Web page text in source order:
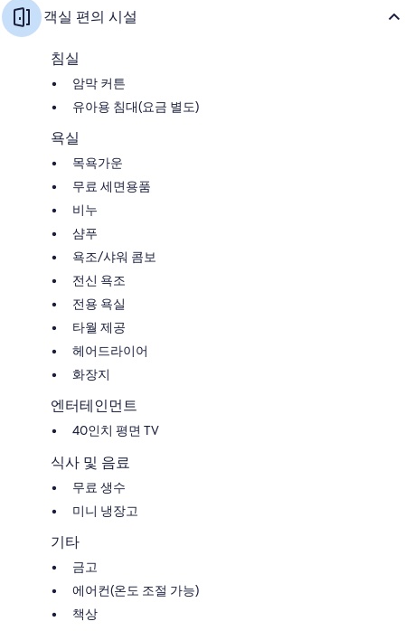
객실 편의 시설
침실
암막 커튼
유아용 침대(요금 별도)
욕실
목욕가운
무료 세면용품
비누
샴푸
욕조/샤워 콤보
전신 욕조
전용 욕실
타월 제공
헤어드라이어
화장지
엔터테인먼트
40인치 평면 TV
식사 및 음료
무료 생수
미니 냉장고
기타
금고
에어컨(온도 조절 가능)
책상